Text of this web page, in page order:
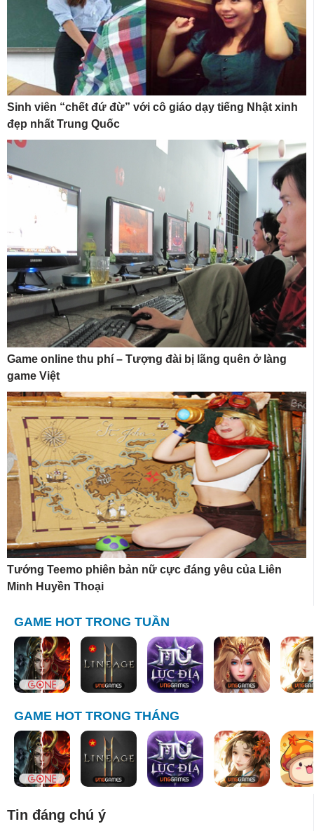
Sinh viên “chết đứ đừ” với cô giáo dạy tiếng Nhật xinh
đẹp nhất Trung Quốc
Game online thu phí – Tượng đài bị lãng quên ở làng
game Việt
Tướng Teemo phiên bản nữ cực đáng yêu của Liên
Minh Huyền Thoại
GAME HOT TRONG TUẦN
GAME HOT TRONG THÁNG
Tin đáng chú ý